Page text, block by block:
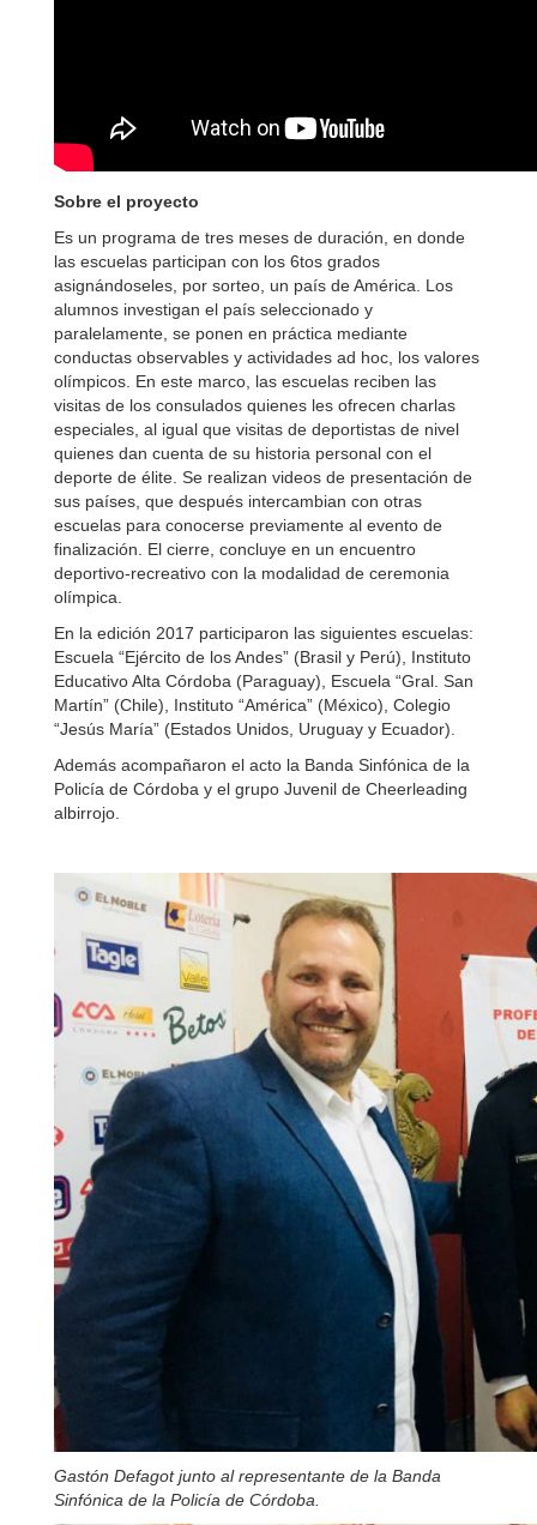
Sobre el proyecto
Es un programa de tres meses de duración, en donde
las escuelas participan con los 6tos grados
asignándoseles, por sorteo, un país de América. Los
alumnos investigan el país seleccionado y
paralelamente, se ponen en práctica mediante
conductas observables y actividades ad hoc, los valores
olímpicos. En este marco, las escuelas reciben las
visitas de los consulados quienes les ofrecen charlas
especiales, al igual que visitas de deportistas de nivel
quienes dan cuenta de su historia personal con el
deporte de élite. Se realizan videos de presentación de
sus países, que después intercambian con otras
escuelas para conocerse previamente al evento de
finalización. El cierre, concluye en un encuentro
deportivo-recreativo con la modalidad de ceremonia
olímpica.
En la edición 2017 participaron las siguientes escuelas:
Escuela “Ejército de los Andes” (Brasil y Perú), Instituto
Educativo Alta Córdoba (Paraguay), Escuela “Gral. San
Martín” (Chile), Instituto “América” (México), Colegio
“Jesús María” (Estados Unidos, Uruguay y Ecuador).
Además acompañaron el acto la Banda Sinfónica de la
Policía de Córdoba y el grupo Juvenil de Cheerleading
albirrojo.
Gastón Defagot junto al representante de la Banda
Sinfónica de la Policía de Córdoba.